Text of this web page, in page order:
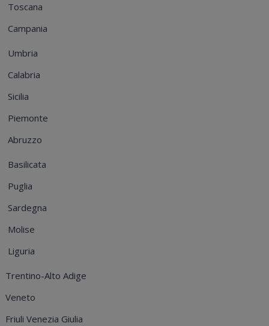
Toscana
Campania
Umbria
Calabria
Sicilia
Piemonte
Abruzzo
Basilicata
Puglia
Sardegna
Molise
Liguria
Trentino-Alto Adige
Veneto
Friuli Venezia Giulia